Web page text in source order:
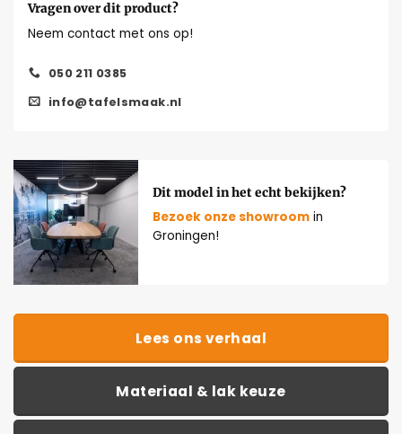
Bezoek onze showroom!
informatie over het op maat laten maken van een tafel? Wil je de
stalen onderstellen in het echt zien? De massief houten bladen
Vragen over dit product?
Neem contact met ons op!
050 211 0385
info@tafelsmaak.nl
Dit model in het echt bekijken?
Bezoek onze showroom in
Groningen!
Lees ons verhaal
Materiaal & lak keuze